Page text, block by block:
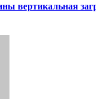
вертикальная